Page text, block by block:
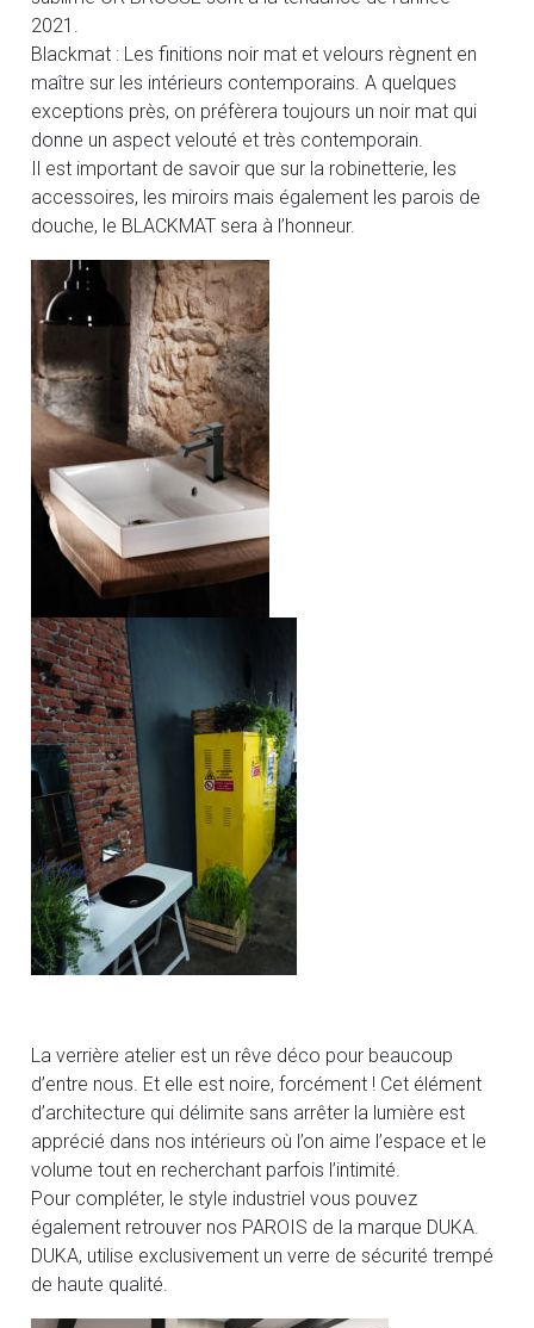
2021.
Blackmat : Les finitions noir mat et velours règnent en
maître sur les intérieurs contemporains. A quelques
exceptions près, on préfèrera toujours un noir mat qui
donne un aspect velouté et très contemporain.
Il est important de savoir que sur la robinetterie, les
accessoires, les miroirs mais également les parois de
douche, le BLACKMAT sera à l’honneur.
La verrière atelier est un rêve déco pour beaucoup
d’entre nous. Et elle est noire, forcément ! Cet élément
d’architecture qui délimite sans arrêter la lumière est
apprécié dans nos intérieurs où l’on aime l’espace et le
volume tout en recherchant parfois l’intimité.
Pour compléter, le style industriel vous pouvez
également retrouver nos PAROIS de la marque DUKA.
DUKA, utilise exclusivement un verre de sécurité trempé
de haute qualité.